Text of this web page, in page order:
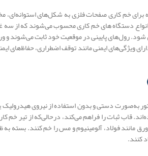
خم کاری صفحات فلزی به شکل‌های استوانه‌ای،
انواع دستگاه های خم کاری محسوب می‌شوند که از
رول‌های پایینی در موقعیت خود ثابت می‌شوند و
ایمنی مانند توقف اضطراری، حفاظ‌های
به‌صورت دستی و بدون استفاده از نیروی
ثبات را فراهم می‌کند، درحالی‌که از تیر خم
فولاد، آلومینیوم و مس را خم کنند. بسته